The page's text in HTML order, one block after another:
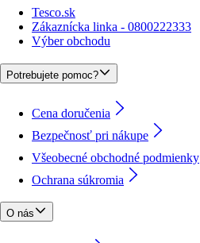
Tesco.sk
Zákaznícka linka - 0800222333
Výber obchodu
Potrebujete pomoc?
Cena doručenia
Bezpečnosť pri nákupe
Všeobecné obchodné podmienky
Ochrana súkromia
O nás